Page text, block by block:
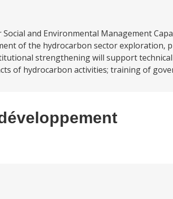
and Environmental Management
of the hydrocarbon sector exploration,
strengthening will support
of hydrocarbon activities; training of